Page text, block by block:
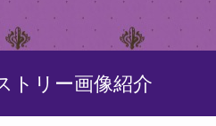
トリー画像紹介